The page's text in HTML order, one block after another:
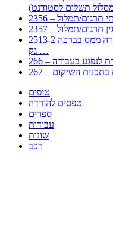
תשלום לסטודנט)
תרגום/תמלול
תרגום/תמלול
2513-2 טופס חדש הצהרה על העברה לחול הפטורה ממס בברכה
גק …
לנפגע בעבודה
בתכנית השיקום
טיפים
טפסים להורדה
ספרים
עבודות
שונות
רכב